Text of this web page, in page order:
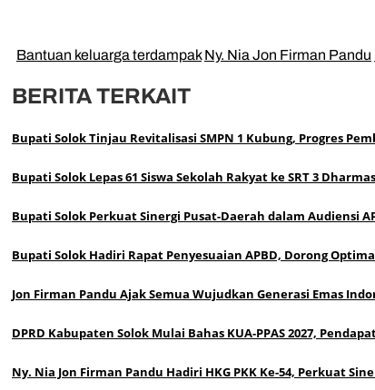
Bantuan keluarga terdampak Ny. Nia Jon Firman Pandu
BERITA TERKAIT
Bupati Solok Tinjau Revitalisasi SMPN 1 Kubung, Progres
Bupati Solok Lepas 61 Siswa Sekolah Rakyat ke SRT 3
Bupati Solok Perkuat Sinergi Pusat-Daerah dalam Audiensi
Bupati Solok Hadiri Rapat Penyesuaian APBD, Dorong
Jon Firman Pandu Ajak Semua Wujudkan Generasi Emas
DPRD Kabupaten Solok Mulai Bahas KUA-PPAS 2027,
Ny. Nia Jon Firman Pandu Hadiri HKG PKK Ke-54, Perkuat